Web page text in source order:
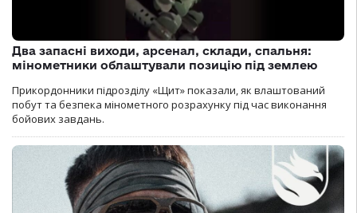
Два запасні виходи, арсенал, склади, спальня:
мінометники облаштували позицію під землею
Прикордонники підрозділу «Щит» показали, як влаштований
побут та безпека мінометного розрахунку під час виконання
бойових завдань.